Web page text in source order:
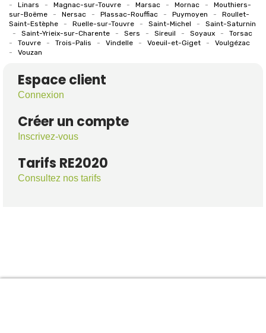
- Linars - Magnac-sur-Touvre - Marsac - Mornac -
Mouthiers-
sur-Boëme
- Nersac - Plassac-Rouffiac - Puymoyen -
Roullet-
Saint-Estèphe
- Ruelle-sur-Touvre - Saint-Michel -
Saint-Saturnin
-
Saint-Yrieix-sur-Charente - Sers - Sireuil - Soyaux -
Torsac
-
Touvre - Trois-Palis - Vindelle - Voeuil-et-Giget -
Voulgézac
-
Vouzan
Espace client
Connexion
Créer un compte
Inscrivez-vous
Tarifs RE2020
Consultez nos tarifs